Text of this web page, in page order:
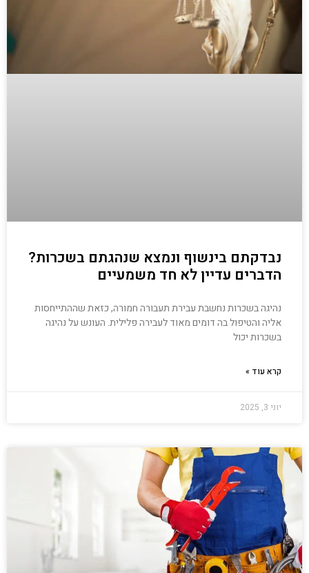
נבדקתם בינשוף ונמצא שנהגתם בשכרות?
הדברים עדיין לא חד משמעיים
נהיגה בשכרות נחשבת עבירת תעבורה חמורה, כזאת שההתייחסות
אליה והטיפול בה דומים מאוד לעבירה פלילית. העונש על נהיגה
בשכרות יכול
קרא עוד »
יוני 3, 2025